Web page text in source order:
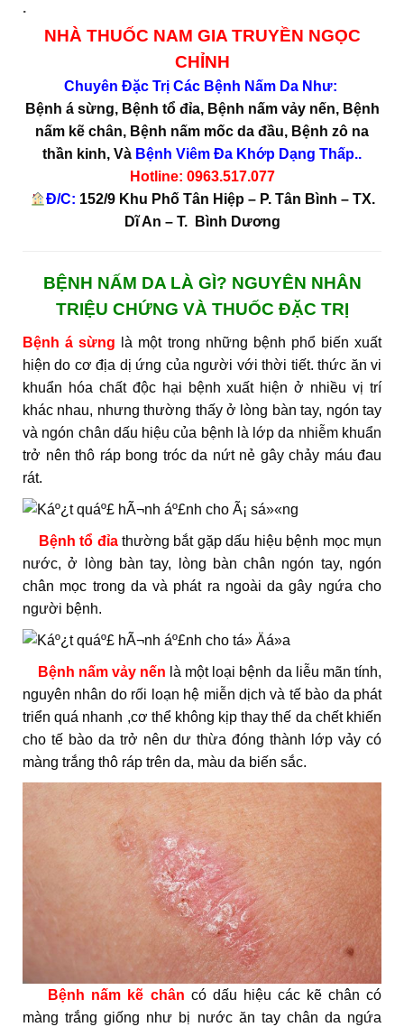
.
NHÀ THUỐC NAM GIA TRUYỀN NGỌC
CHỈNH
Chuyên Đặc Trị Các Bệnh Nấm Da Như:
Bệnh á sừng, Bệnh tổ đỉa, Bệnh nấm vảy nến, Bệnh
nấm kẽ chân, Bệnh nấm mốc da đầu, Bệnh zô na
thần kinh, Và Bệnh Viêm Đa Khớp Dạng Thấp..
Hotline: 0963.517.077
Đ/C: 152/9 Khu Phố Tân Hiệp – P. Tân Bình – TX.
Dĩ An – T. Bình Dương
BỆNH NẤM DA LÀ GÌ? NGUYÊN NHÂN
TRIỆU CHỨNG VÀ THUỐC ĐẶC TRỊ
Bệnh á sừng là một trong những bệnh phổ biến xuất
hiện do cơ địa dị ứng của người với thời tiết. thức ăn vi
khuẩn hóa chất độc hại bệnh xuất hiện ở nhiều vị trí
khác nhau, nhưng thường thấy ở lòng bàn tay, ngón tay
và ngón chân dấu hiệu của bệnh là lớp da nhiễm khuẩn
trở nên thô ráp bong tróc da nứt nẻ gây chảy máu đau
rát.
Bệnh tổ đỉathường bắt gặp dấu hiệu bệnh mọc mụn
nước, ở lòng bàn tay, lòng bàn chân ngón tay, ngón
chân mọc trong da và phát ra ngoài da gây ngứa cho
người bệnh.
Bệnh nấm vảy nến là một loại bệnh da liễu mãn tính,
nguyên nhân do rối loạn hệ miễn dịch và tế bào da phát
triển quá nhanh ,cơ thể không kịp thay thế da chết khiến
cho tế bào da trở nên dư thừa đóng thành lớp vảy có
màng trắng thô ráp trên da, màu da biến sắc.
Bệnh nấm kẽ chân có dấu hiệu các kẽ chân có
màng trắng giống như bị nước ăn tay chân da ngứa